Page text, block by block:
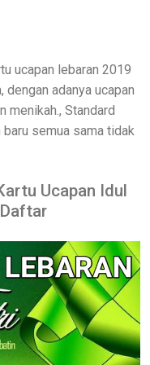
ucapan lebaran 2019
adanya ucapan
menikah., Standard
semua sama tidak
Ucapan Idul